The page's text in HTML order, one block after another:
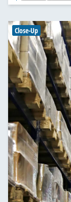
Close-Up